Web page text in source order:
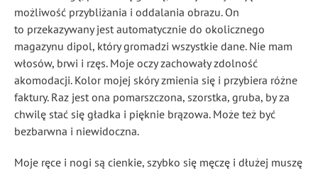
możliwość przybliżania i oddalania obrazu. On
to przekazywany jest automatycznie do okolicznego
magazynu dipol, który gromadzi wszystkie dane. Nie mam
włosów, brwi i rzęs. Moje oczy zachowały zdolność
akomodacji. Kolor mojej skóry zmienia się i przybiera różne
faktury. Raz jest ona pomarszczona, szorstka, gruba, by za
chwilę stać się gładka i pięknie brązowa. Może też być
bezbarwna i niewidoczna.
Moje ręce i nogi są cienkie, szybko się męczę i dłużej muszę